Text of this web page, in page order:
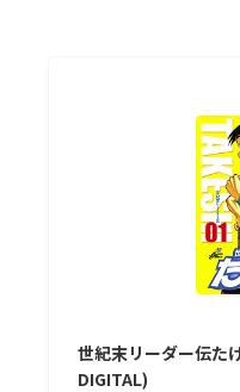
世紀末リーダー伝た
DIGITAL)